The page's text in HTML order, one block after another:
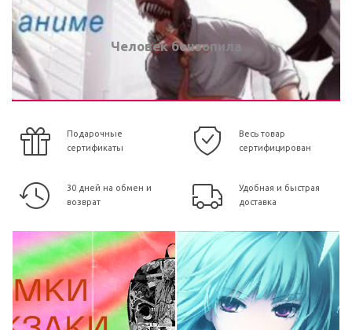
Человек бензопила
Подарочные
сертификаты
Весь товар
сертифицирован
30 дней на обмен и
возврат
Удобная и быстрая
доставка